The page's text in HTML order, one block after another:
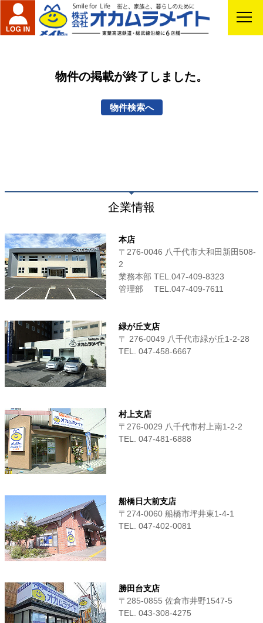
物件の掲載が終了しました。
物件検索へ
企業情報
本店
〒276-0046 八千代市大和田新田508-
2
業務本部 TEL.047-409-8323
管理部 TEL.047-409-7611
緑が丘支店
〒 276-0049 八千代市緑が丘1-2-28
TEL. 047-458-6667
村上支店
〒276-0029 八千代市村上南1-2-2
TEL. 047-481-6888
船橋日大前支店
〒274-0060 船橋市坪井東1-4-1
TEL. 047-402-0081
勝田台支店
〒285-0855 佐倉市井野1547-5
TEL. 043-308-4275